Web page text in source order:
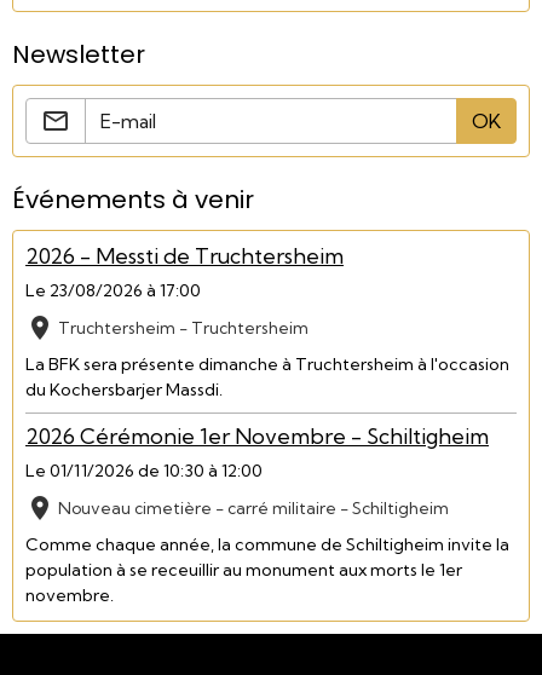
Newsletter
OK
Événements à venir
2026 - Messti de Truchtersheim
Le 23/08/2026 à 17:00
Truchtersheim - Truchtersheim
La BFK sera présente dimanche à Truchtersheim à l'occasion
du Kochersbarjer Massdi.
2026 Cérémonie 1er Novembre - Schiltigheim
Le 01/11/2026 de 10:30 à 12:00
Nouveau cimetière - carré militaire - Schiltigheim
Comme chaque année, la commune de Schiltigheim invite la
population à se receuillir au monument aux morts le 1er
novembre.